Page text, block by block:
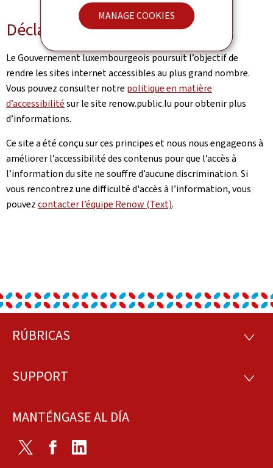
MANAGE COOKIES
Déclaration d’accessibilité
Le Gouvernement luxembourgeois poursuit l’objectif de
rendre les sites internet accessibles au plus grand nombre.
Vous pouvez consulter notre politique en matière
d’accessibilitésur le site renow.public.lu pour obtenir plus
d’informations.
Ce site a été conçu sur ces principes et nous nous engageons à
améliorer l’accessibilité des contenus pour que l’accès à
l’information du site ne souffre d’aucune discrimination. Si
vous rencontrez une difficulté d'accès à l’information, vous
pouvezcontacter l’équipe Renow (Text).
Pie
página
RÚBRICAS
SUPPORT
MANTÉNGASE AL DÍA
Twitter Facebook